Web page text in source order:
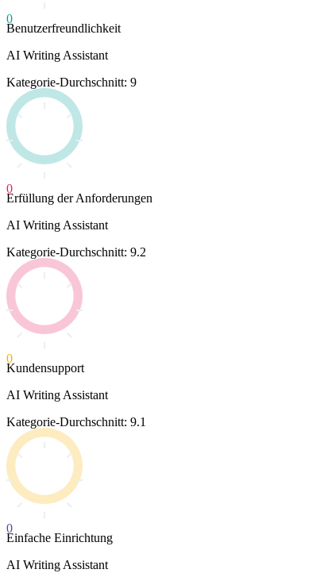
0
Benutzerfreundlichkeit
AI Writing Assistant
Kategorie-Durchschnitt: 9
0
Erfüllung der Anforderungen
AI Writing Assistant
Kategorie-Durchschnitt: 9.2
0
Kundensupport
AI Writing Assistant
Kategorie-Durchschnitt: 9.1
0
Einfache Einrichtung
AI Writing Assistant